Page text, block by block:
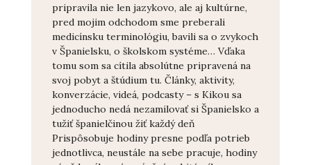
pripravila nie len jazykovo, ale aj kultúrne,
pred mojim odchodom sme preberali
medicínsku terminológiu, bavili sa o zvykoch
v Španielsku, o školskom systéme… Vďaka
tomu som sa cítila absolútne pripravená na
svoj pobyt a štúdium tu. Články, aktivity,
konverzácie, videá, podcasty – s Kikou sa
jednoducho nedá nezamilovať si Španielsko a
tužiť španielčinou žiť každý deň
Prispôsobuje hodiny presne podľa potrieb
jednotlivca, neustále na sebe pracuje, hodiny